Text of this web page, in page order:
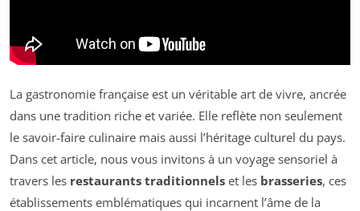
La gastronomie française est un véritable art de vivre, ancrée
dans une tradition riche et variée. Elle reflète non seulement
le savoir-faire culinaire mais aussi l’héritage culturel du pays.
Dans cet article, nous vous invitons à un voyage sensoriel à
travers les restaurants traditionnels et les brasseries, ces
établissements emblématiques qui incarnent l’âme de la